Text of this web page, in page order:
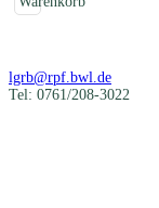
lgrb@rpf.bwl.de
Tel: 0761/208-3022